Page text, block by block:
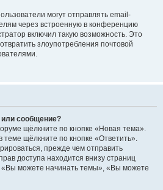
могут отправлять email-
через встроенную в конференцию
включил такую возможность. Это
злоупотребления почтовой
или сообщение?
щёлкните по кнопке «Новая тема».
щёлкните по кнопке «Ответить».
прежде чем отправить
доступа находится внизу страниц
можете начинать темы», «Вы можете